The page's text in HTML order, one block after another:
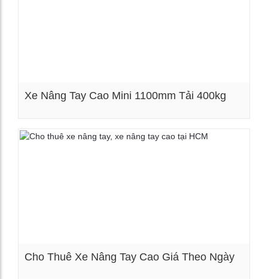
Xe Nâng Tay Cao Mini 1100mm Tải 400kg
Cho Thuê Xe Nâng Tay Cao Giá Theo Ngày